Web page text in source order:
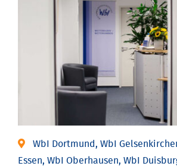
WbI Dortmund, WbI
Essen, WbI Oberhausen, WbI